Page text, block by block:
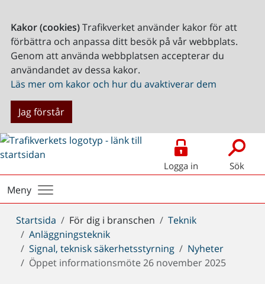
Kakor (cookies)Trafikverket använder kakor för att
förbättra och anpassa ditt besök på vår webbplats.
Genom att använda webbplatsen accepterar du
användandet av dessa kakor.
Läs mer om kakor och hur du avaktiverar dem
Jag förstår
Logga in Sök
Meny
Du
är
här:
Startsida För dig i branschen
Teknik
Anläggningsteknik
Signal, teknisk säkerhetsstyrning
Nyheter
Öppet informationsmöte 26 november 2025